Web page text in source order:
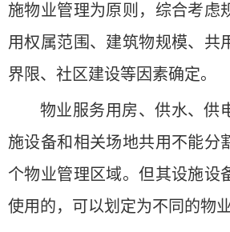
施物业管理为原则，综合考虑
用权属范围、建筑物规模、共
界限、社区建设等因素确定。
物业服务用房、供水、供
施设备和相关场地共用不能分
个物业管理区域。但其设施设
使用的，可以划定为不同的物